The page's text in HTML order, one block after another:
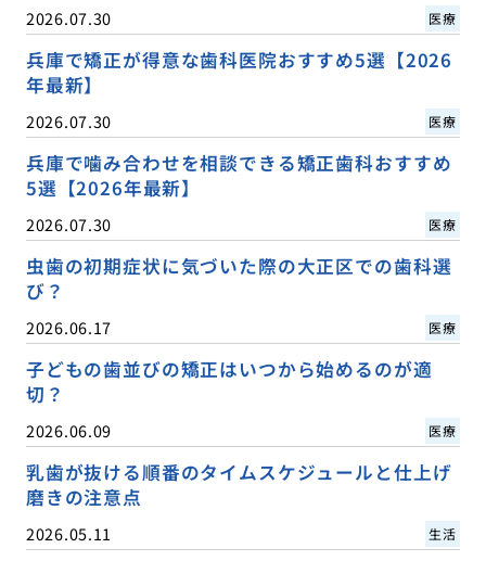
2026.07.30 医療
兵庫で矯正が得意な歯科医院おすすめ5選【2026
年最新】
2026.07.30 医療
兵庫で噛み合わせを相談できる矯正歯科おすすめ
5選【2026年最新】
2026.07.30 医療
虫歯の初期症状に気づいた際の大正区での歯科選
び？
2026.06.17 医療
子どもの歯並びの矯正はいつから始めるのが適
切？
2026.06.09 医療
乳歯が抜ける順番のタイムスケジュールと仕上げ
磨きの注意点
2026.05.11 生活